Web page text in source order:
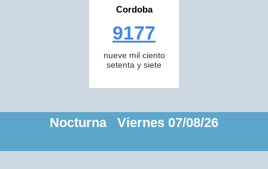
Cordoba
9177
nueve mil ciento
setenta y siete
Nocturna Viernes 07/08/26